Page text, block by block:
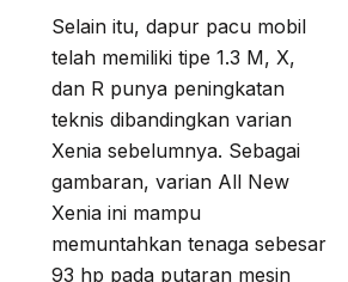
Selain itu, dapur pacu mobil
telah memiliki tipe 1.3 M, X,
dan R punya peningkatan
teknis dibandingkan varian
Xenia sebelumnya. Sebagai
gambaran, varian All New
Xenia ini mampu
memuntahkan tenaga sebesar
93 hp pada putaran mesin